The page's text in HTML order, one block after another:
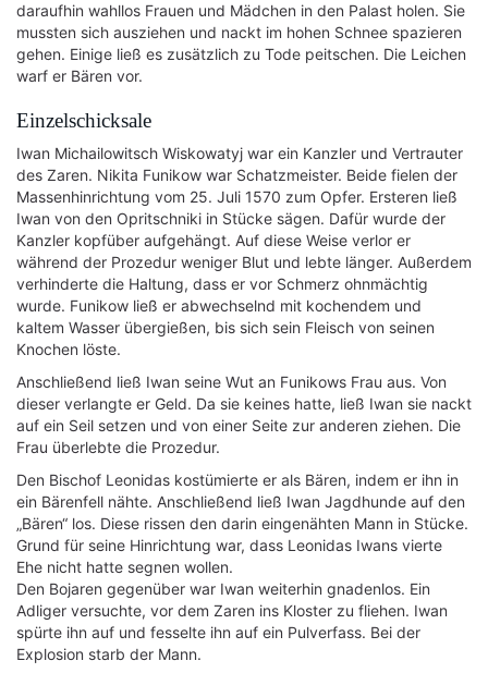
daraufhin wahllos Frauen und Mädchen in den Palast holen. Sie
mussten sich ausziehen und nackt im hohen Schnee spazieren
gehen. Einige ließ es zusätzlich zu Tode peitschen. Die Leichen
warf er Bären vor.
Einzelschicksale
Iwan Michailowitsch Wiskowatyj war ein Kanzler und Vertrauter
des Zaren. Nikita Funikow war Schatzmeister. Beide fielen der
Massenhinrichtung vom 25. Juli 1570 zum Opfer. Ersteren ließ
Iwan von den Opritschniki in Stücke sägen. Dafür wurde der
Kanzler kopfüber aufgehängt. Auf diese Weise verlor er
während der Prozedur weniger Blut und lebte länger. Außerdem
verhinderte die Haltung, dass er vor Schmerz ohnmächtig
wurde. Funikow ließ er abwechselnd mit kochendem und
kaltem Wasser übergießen, bis sich sein Fleisch von seinen
Knochen löste.
Anschließend ließ Iwan seine Wut an Funikows Frau aus. Von
dieser verlangte er Geld. Da sie keines hatte, ließ Iwan sie nackt
auf ein Seil setzen und von einer Seite zur anderen ziehen. Die
Frau überlebte die Prozedur.
Den Bischof Leonidas kostümierte er als Bären, indem er ihn in
ein Bärenfell nähte. Anschließend ließ Iwan Jagdhunde auf den
„Bären“ los. Diese rissen den darin eingenähten Mann in Stücke.
Grund für seine Hinrichtung war, dass Leonidas Iwans vierte
Ehe nicht hatte segnen wollen.
Den Bojaren gegenüber war Iwan weiterhin gnadenlos. Ein
Adliger versuchte, vor dem Zaren ins Kloster zu fliehen. Iwan
spürte ihn auf und fesselte ihn auf ein Pulverfass. Bei der
Explosion starb der Mann.